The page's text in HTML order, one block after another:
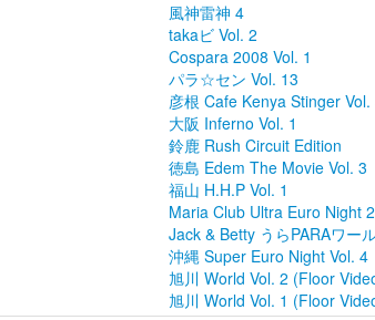
風神雷神 4
takaビ Vol. 2
Cospara 2008 Vol. 1
パラ☆セン Vol. 13
彦根 Cafe Kenya Stinger Vol.
大阪 Inferno Vol. 1
鈴鹿 Rush Circuit Edition
徳島 Edem The Movie Vol. 3
福山 H.H.P Vol. 1
Maria Club Ultra Euro Night 2
Jack & Betty うらPARAワー
沖縄 Super Euro Night Vol. 4
旭川 World Vol. 2 (Floor
旭川 World Vol. 1 (Floor